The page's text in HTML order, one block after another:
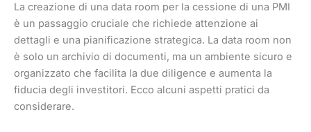
La creazione di una data room per la cessione di una PMI
è un passaggio cruciale che richiede attenzione ai
dettagli e una pianificazione strategica. La data room non
è solo un archivio di documenti, ma un ambiente sicuro e
organizzato che facilita la due diligence e aumenta la
fiducia degli investitori. Ecco alcuni aspetti pratici da
considerare.